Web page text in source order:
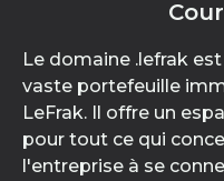
Le domaine .lefrak
vaste portefeuille
LeFrak. Il offre un
pour tout ce qui
l'entreprise à se